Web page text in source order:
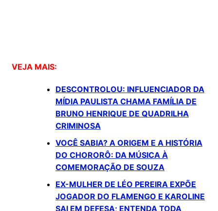
VEJA MAIS:
DESCONTROLOU: INFLUENCIADOR DA
MÍDIA PAULISTA CHAMA FAMÍLIA DE
BRUNO HENRIQUE DE QUADRILHA
CRIMINOSA
VOCÊ SABIA? A ORIGEM E A HISTÓRIA
DO CHORORÔ: DA MÚSICA À
COMEMORAÇÃO DE SOUZA
EX-MULHER DE LÉO PEREIRA EXPÕE
JOGADOR DO FLAMENGO E KAROLINE
SAI EM DEFESA; ENTENDA TODA